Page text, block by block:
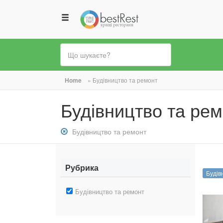
Ви
є
тут
Home » Будівництво та ремонт
Будівництво та
Зняти
фільтр:
та
ремонт
Будівництво та ремонт
Рубрика
ЗнятиБудівництво та ремонт